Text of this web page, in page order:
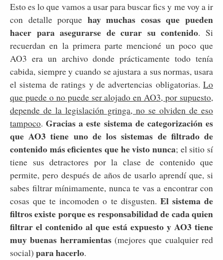
Esto es lo que vamos a usar para buscar fics y me voy a ir
con detalle porque hay muchas cosas que pueden
hacer para asegurarse de curar su contenido. Si
recuerdan en la primera parte mencioné un poco que
AO3 era un archivo donde prácticamente todo tenía
cabida, siempre y cuando se ajustara a sus normas, usara
el sistema de ratings y de advertencias obligatorias. Lo
que puede o no puede ser alojado en AO3, por supuesto,
depende de la legislación gringa, no se olviden de eso
tampoco.Gracias a este sistema de categorización es
que AO3 tiene uno de los sistemas de filtrado de
contenido más eficientes que he visto nunca; el sitio sí
tiene sus detractores por la clase de contenido que
permite, pero después de años de usarlo aprendí que, si
sabes filtrar mínimamente, nunca te vas a encontrar con
cosas que te incomoden o te disgusten. El sistema de
filtros existe porque es responsabilidad de cada quien
filtrar el contenido al que está expuesto y AO3 tiene
muy buenas herramientas (mejores que cualquier red
social) para hacerlo.